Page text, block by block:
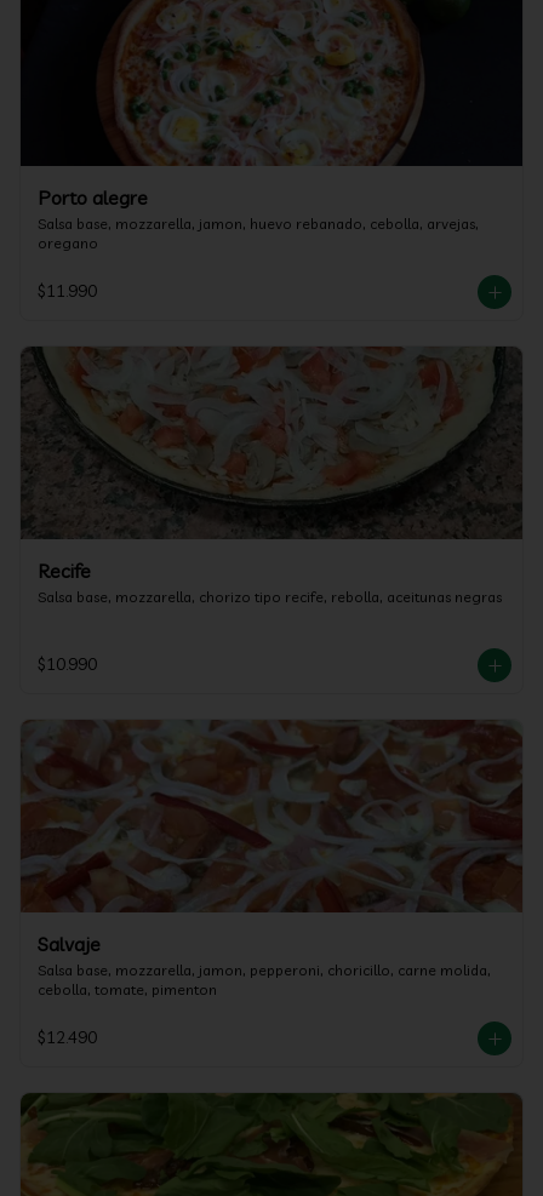
Porto alegre
Salsa base, mozzarella, jamon, huevo rebanado, cebolla, arvejas,
oregano
$11.990
Recife
Salsa base, mozzarella, chorizo tipo recife, rebolla, aceitunas negras
$10.990
Salvaje
Salsa base, mozzarella, jamon, pepperoni, choricillo, carne molida,
cebolla, tomate, pimenton
$12.490